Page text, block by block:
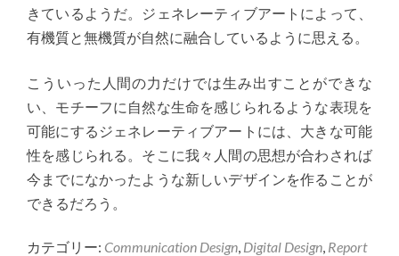
きているようだ。ジェネレーティブアートによって、
有機質と無機質が自然に融合しているように思える。
こういった人間の力だけでは生み出すことができな
い、モチーフに自然な生命を感じられるような表現を
可能にするジェネレーティブアートには、大きな可能
性を感じられる。そこに我々人間の思想が合わされば
今までになかったような新しいデザインを作ることが
できるだろう。
カテゴリー: Communication Design, Digital Design, Report